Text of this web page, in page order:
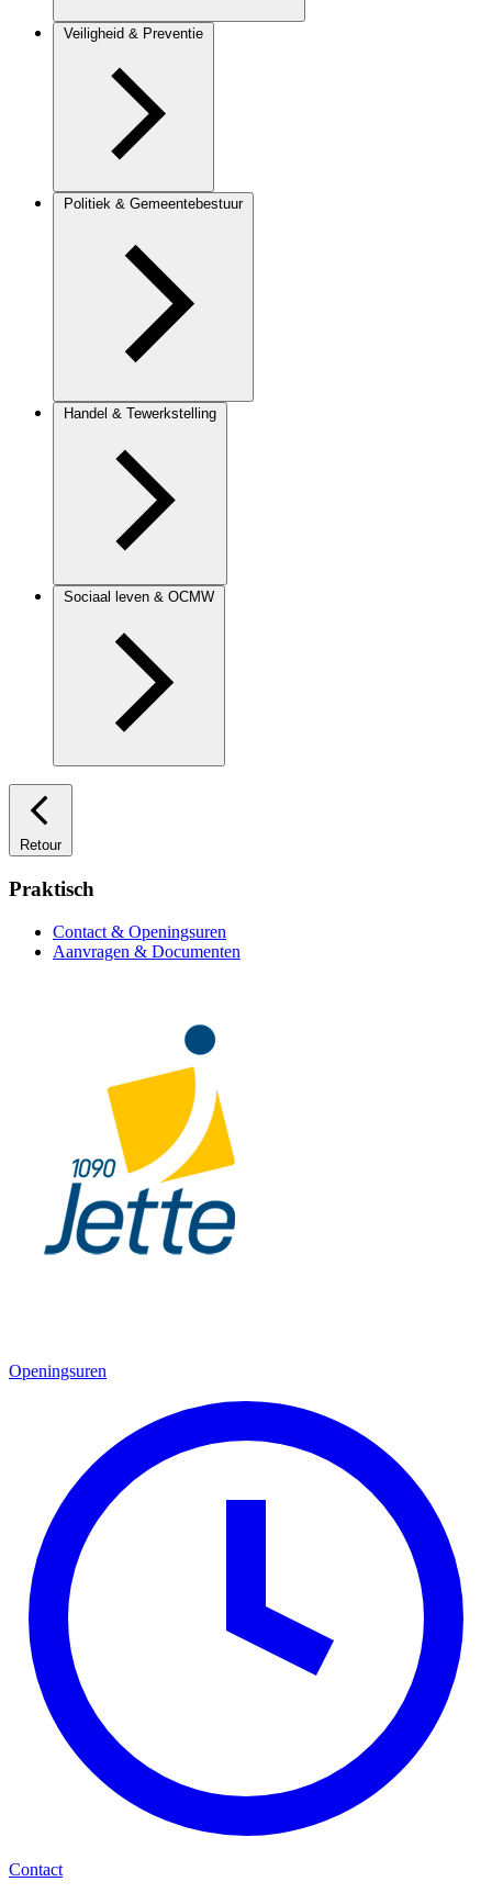
Veiligheid & Preventie
Politiek & Gemeentebestuur
Handel & Tewerkstelling
Sociaal leven & OCMW
Retour
Praktisch
Contact & Openingsuren
Aanvragen & Documenten
Openingsuren
Contact